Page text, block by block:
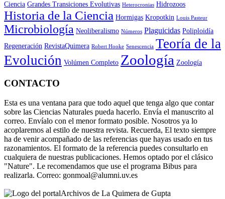
Ciencia Grandes Transiciones Evolutivas Heterocronias Hidrozoos
Historia de la Ciencia Hormigas Kropotkin Louis Pasteur
Microbiología Neoliberalismo Números Plaguicidas Poliploidía
Regeneración RevistaQuimera Robert Hooke Senescencia Teoría de la
Evolución Volúmen Completo Zoología Zoología
CONTACTO
Esta es una ventana para que todo aquel que tenga algo que contar
sobre las Ciencias Naturales pueda hacerlo. Envía el manuscrito al
correo. Envíalo con el menor formato posible. Nosotros ya lo
acoplaremos al estilo de nuestra revista. Recuerda, El texto siempre
ha de venir acompañado de las referencias que hayas usado en tus
razonamientos. El formato de la referencia puedes consultarlo en
cualquiera de nuestras publicaciones. Hemos optado por el clásico
"Nature". Le recomendamos que use el programa Bibus para
realizarla. Correo: gonmoal@alumni.uv.es
Archivos de La Quimera de Gupta